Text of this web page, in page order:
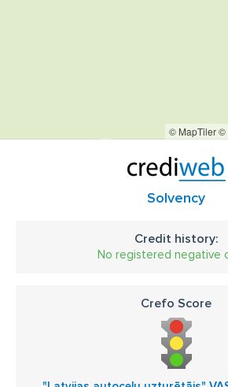
© MapTiler©
Solvency
Credit history:
No registered negative
Crefo Score